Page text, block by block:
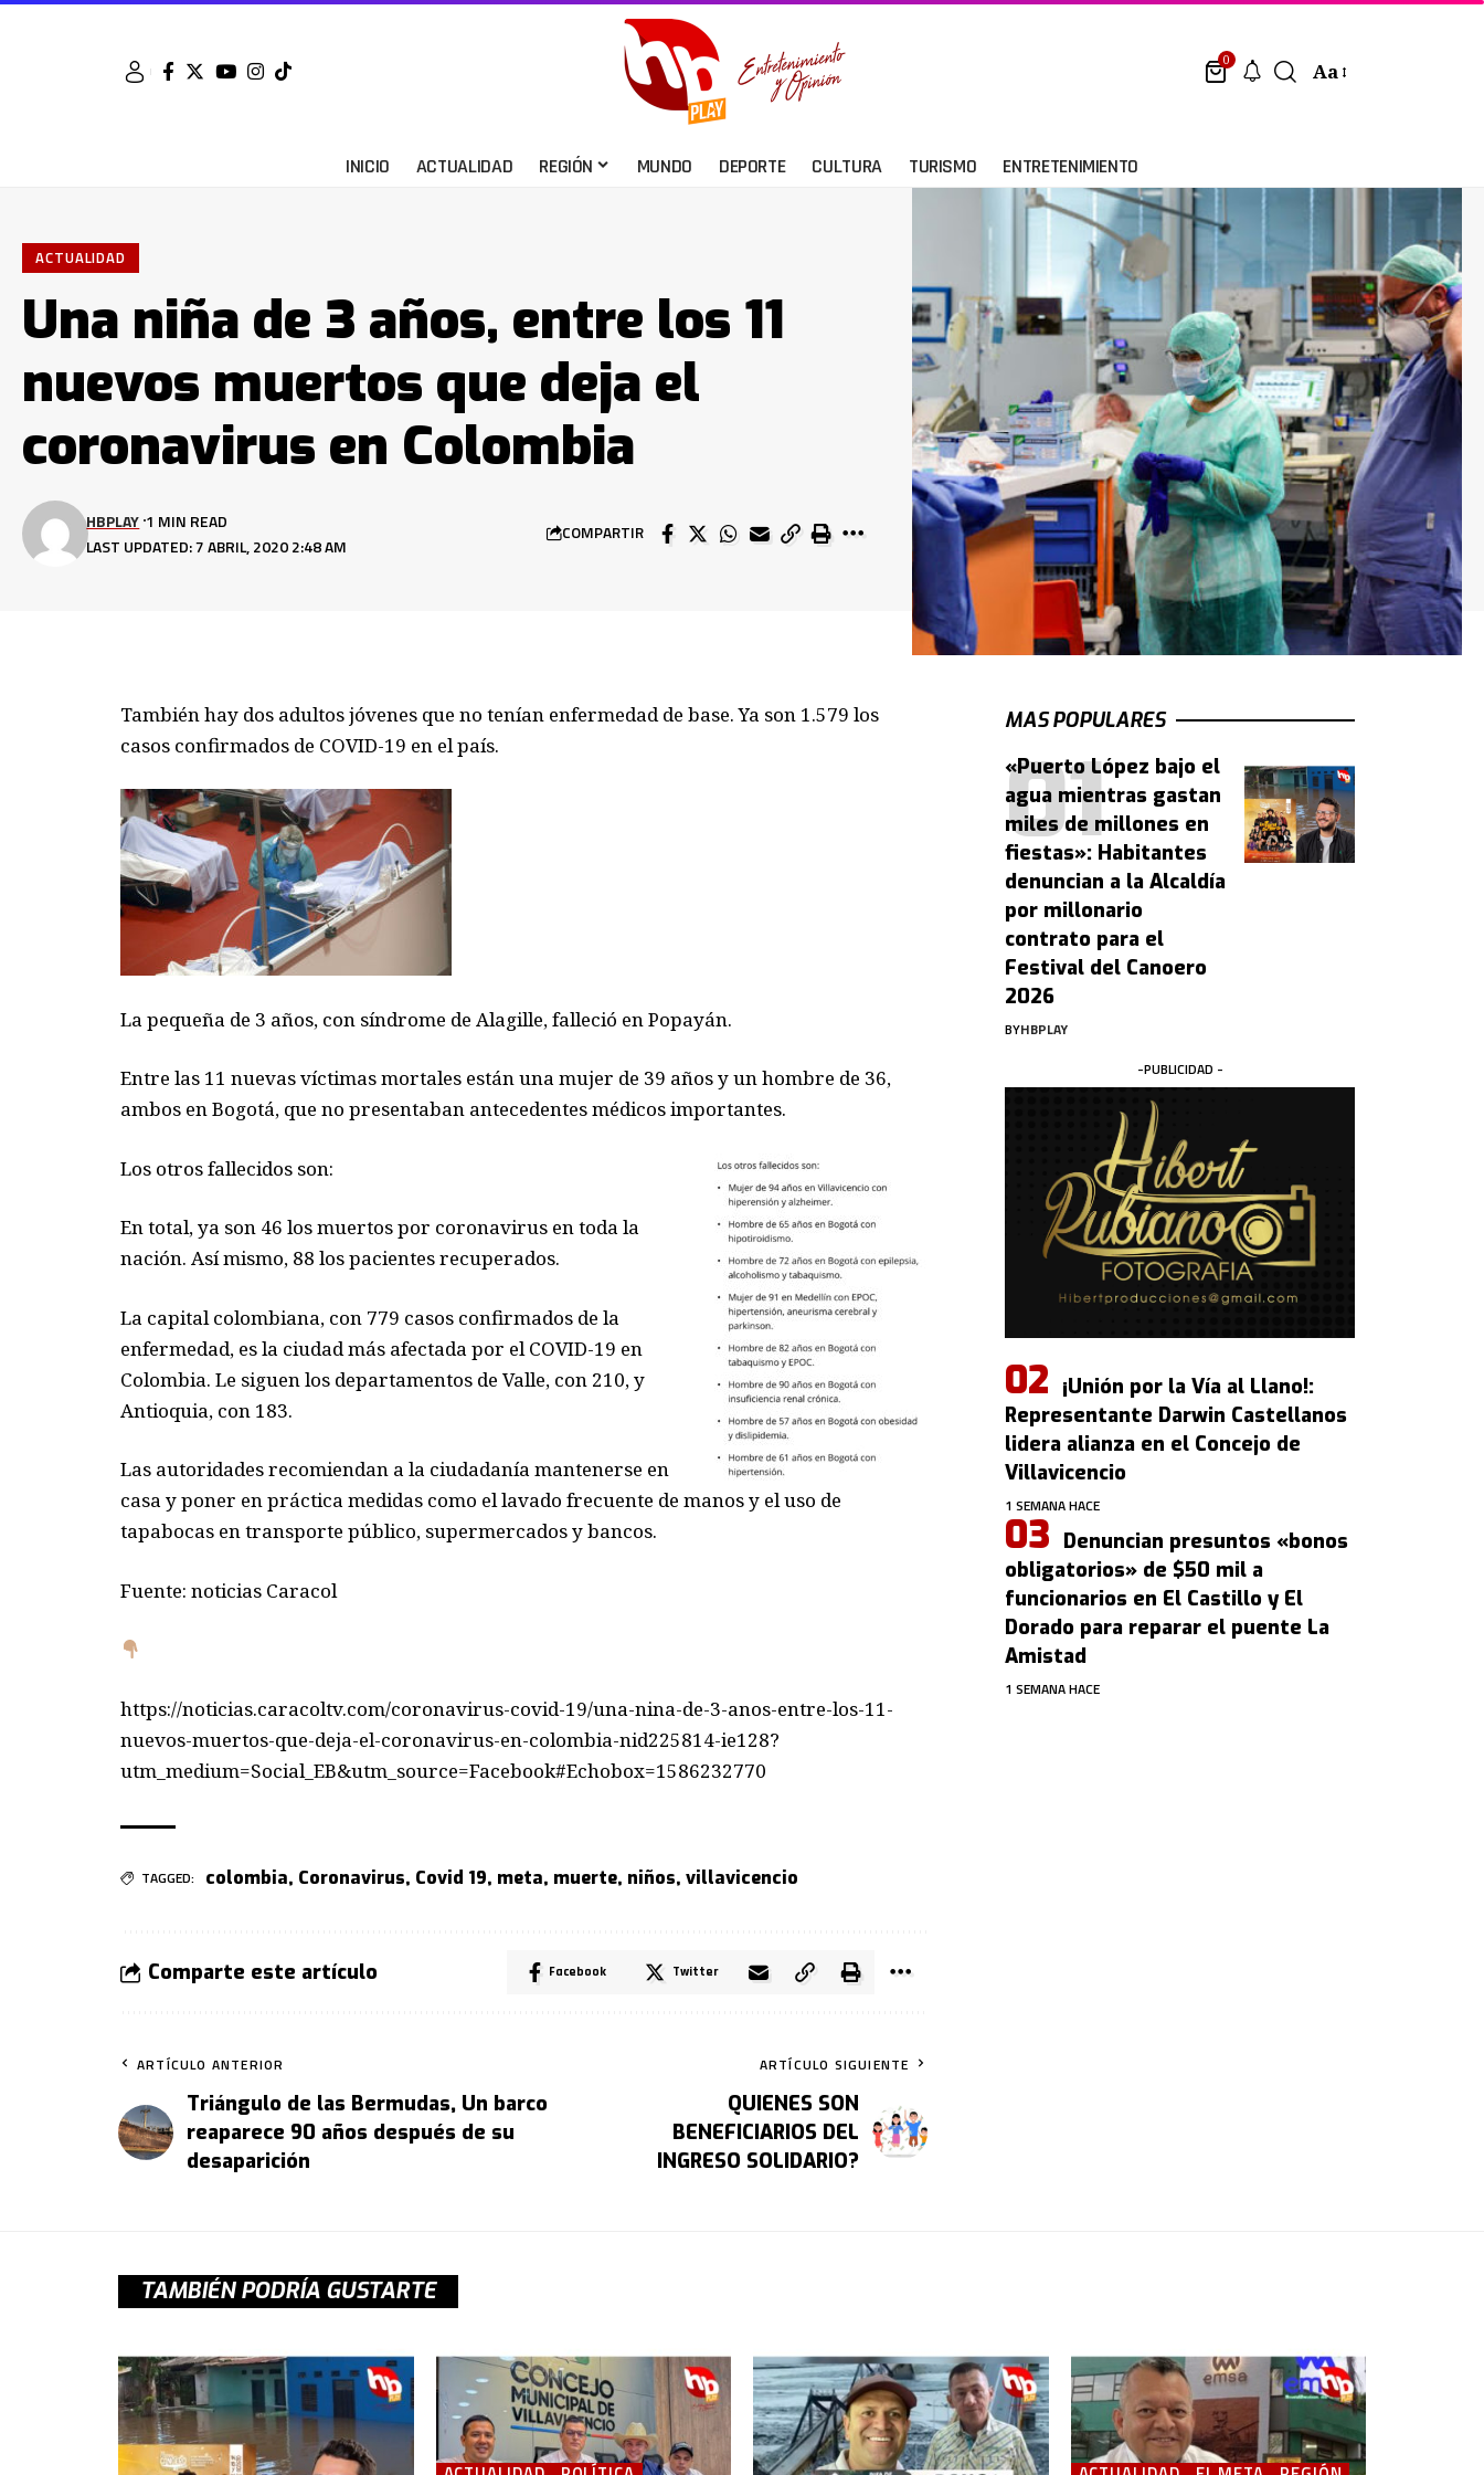
0 Aa
INICIO ACTUALIDAD REGIÓN MUNDO DEPORTE CULTURA TURISMO ENTRETENIMIENTO
ACTUALIDAD
Una niña de 3 años, entre los 11
nuevos muertos que deja el
coronavirus en Colombia
LAST UPDATED: 7 ABRIL, 2020 2:48 AM
HBPLAY 1 MIN READ
COMPARTIR
También hay dos adultos jóvenes que no tenían enfermedad de base. Ya son 1.579 los
casos confirmados de COVID-19 en el país.
La pequeña de 3 años, con síndrome de Alagille, falleció en Popayán.
Entre las 11 nuevas víctimas mortales están una mujer de 39 años y un hombre de 36,
ambos en Bogotá, que no presentaban antecedentes médicos importantes.
Los otros fallecidos son:
En total, ya son 46 los muertos por coronavirus en toda la
nación. Así mismo, 88 los pacientes recuperados.
La capital colombiana, con 779 casos confirmados de la
enfermedad, es la ciudad más afectada por el COVID-19 en
Colombia. Le siguen los departamentos de Valle, con 210, y
Antioquia, con 183.
Las autoridades recomiendan a la ciudadanía mantenerse en
casa y poner en práctica medidas como el lavado frecuente de manos y el uso de
tapabocas en transporte público, supermercados y bancos.
Fuente: noticias Caracol
https://noticias.caracoltv.com/coronavirus-covid-19/una-nina-de-3-anos-entre-los-11-
nuevos-muertos-que-deja-el-coronavirus-en-colombia-nid225814-ie128?
utm_medium=Social_EB&utm_source=Facebook#Echobox=1586232770
TAGGED: colombia, Coronavirus, Covid 19, meta, muerte, niños, villavicencio
Comparte este artículo Facebook Twitter
ARTÍCULO ANTERIOR
Triángulo de las Bermudas, Un barco
reaparece 90 años después de su
desaparición
ARTÍCULO SIGUIENTE
QUIENES SON
BENEFICIARIOS DEL
INGRESO SOLIDARIO?
MAS POPULARES
«Puerto López bajo el
agua mientras gastan
miles de millones en
fiestas»: Habitantes
denuncian a la Alcaldía
por millonario
contrato para el
Festival del Canoero
2026
BYHBPLAY
-PUBLICIDAD -
¡Unión por la Vía al Llano!:
Representante Darwin Castellanos
lidera alianza en el Concejo de
Villavicencio
1 SEMANA HACE
Denuncian presuntos «bonos
obligatorios» de $50 mil a
funcionarios en El Castillo y El
Dorado para reparar el puente La
Amistad
1 SEMANA HACE
TAMBIÉN PODRÍA GUSTARTE